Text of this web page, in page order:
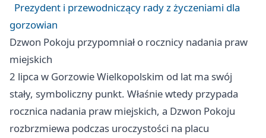
Prezydent i przewodniczący rady z życzeniami dla
gorzowian
Dzwon Pokoju przypomniał o rocznicy nadania praw
miejskich
2 lipca w Gorzowie Wielkopolskim od lat ma swój
stały, symboliczny punkt. Właśnie wtedy przypada
rocznica nadania praw miejskich, a Dzwon Pokoju
rozbrzmiewa podczas uroczystości na placu